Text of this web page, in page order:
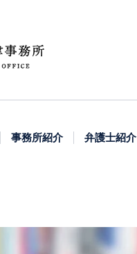
事務所紹介 弁護士紹介